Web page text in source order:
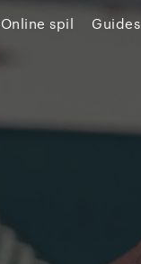
Online spil Guides